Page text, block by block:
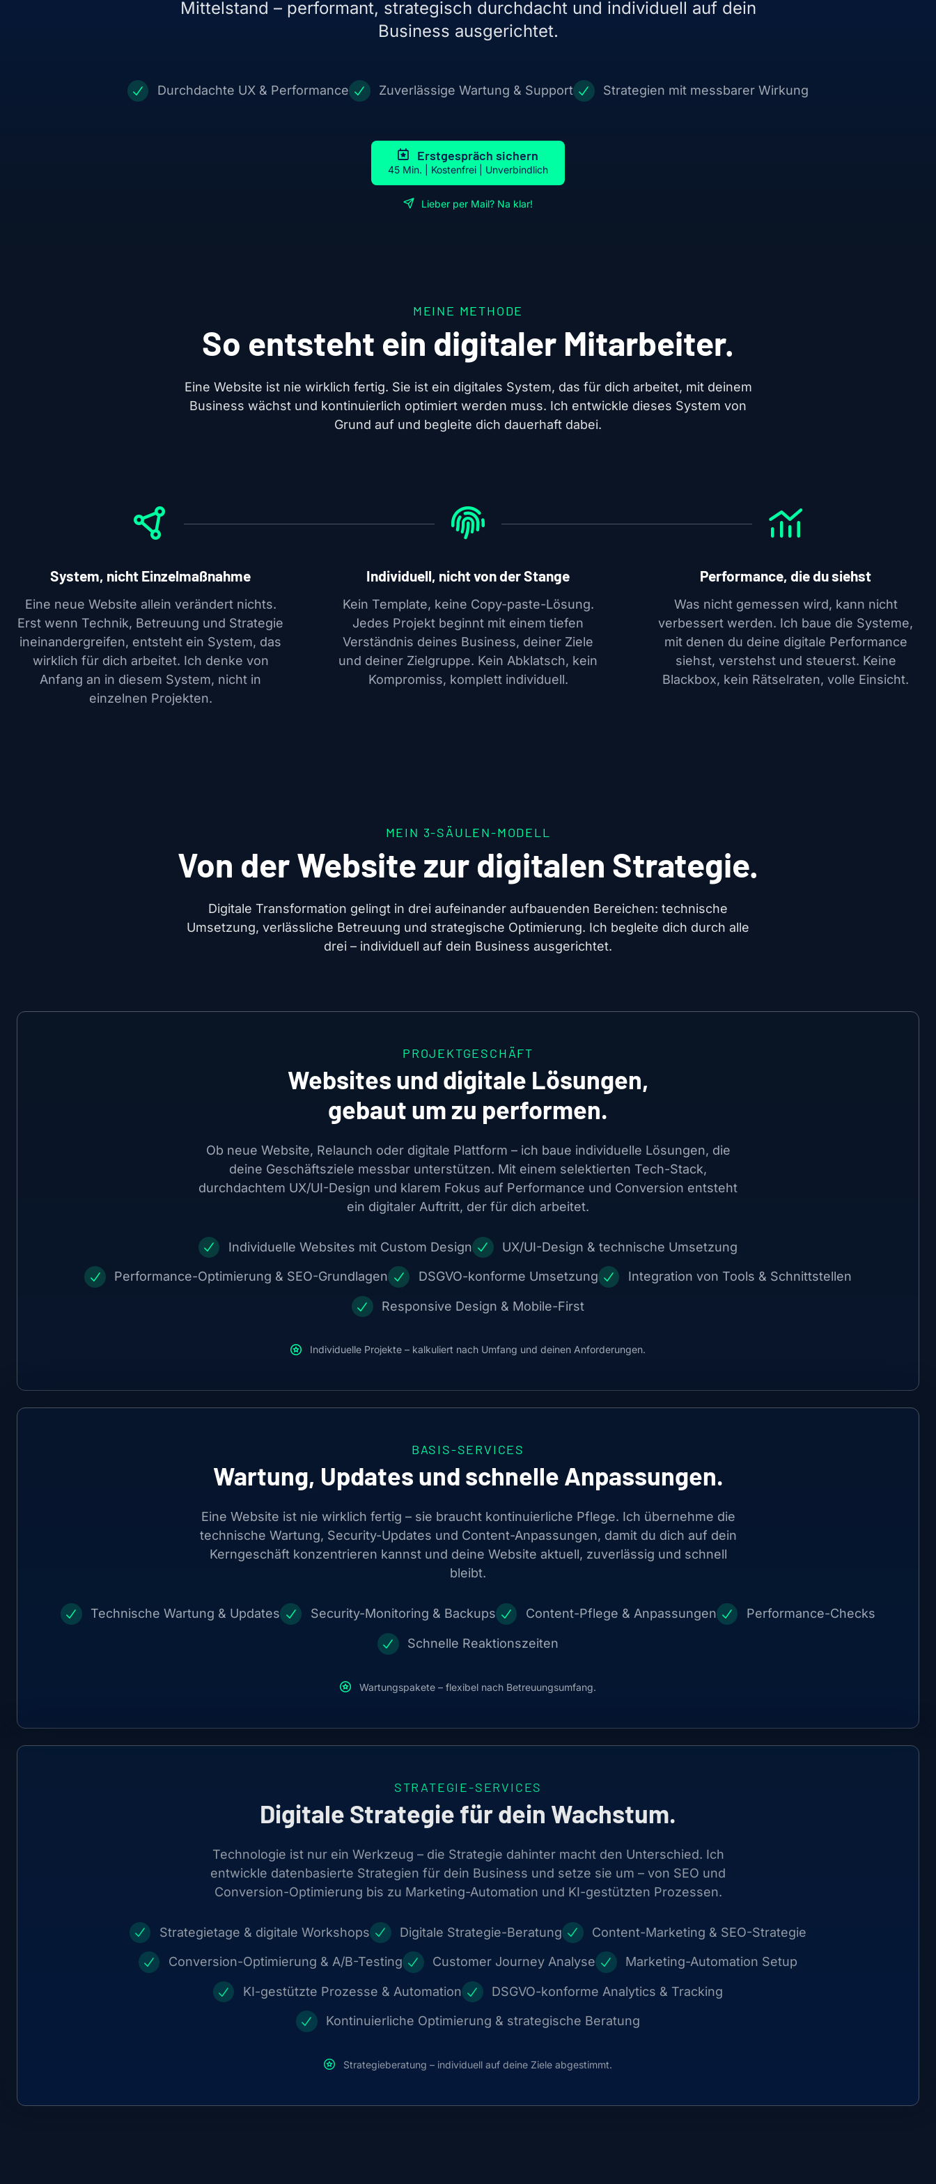
Mittelstand – performant, strategisch durchdacht und individuell auf dein
Business ausgerichtet.
Durchdachte UX & Performance Zuverlässige Wartung & Support Strategien mit messbarer Wirkung
Erstgespräch sichern
45 Min. | Kostenfrei | Unverbindlich
Lieber per Mail? Na klar!
MEINE METHODE
So entsteht ein digitaler Mitarbeiter.
Eine Website ist nie wirklich fertig. Sie ist ein digitales System, das für dich arbeitet, mit deinem
Business wächst und kontinuierlich optimiert werden muss. Ich entwickle dieses System von
Grund auf und begleite dich dauerhaft dabei.
System, nicht Einzelmaßnahme
Eine neue Website allein verändert nichts.
Erst wenn Technik, Betreuung und Strategie
ineinandergreifen, entsteht ein System, das
wirklich für dich arbeitet. Ich denke von
Anfang an in diesem System, nicht in
einzelnen Projekten.
Individuell, nicht von der Stange
Kein Template, keine Copy-paste-Lösung.
Jedes Projekt beginnt mit einem tiefen
Verständnis deines Business, deiner Ziele
und deiner Zielgruppe. Kein Abklatsch, kein
Kompromiss, komplett individuell.
Performance, die du siehst
Was nicht gemessen wird, kann nicht
verbessert werden. Ich baue die Systeme,
mit denen du deine digitale Performance
siehst, verstehst und steuerst. Keine
Blackbox, kein Rätselraten, volle Einsicht.
MEIN 3-SÄULEN-MODELL
Von der Website zur digitalen Strategie.
Digitale Transformation gelingt in drei aufeinander aufbauenden Bereichen: technische
Umsetzung, verlässliche Betreuung und strategische Optimierung. Ich begleite dich durch alle
drei – individuell auf dein Business ausgerichtet.
PROJEKTGESCHÄFT
Websites und digitale Lösungen,
gebaut um zu performen.
Ob neue Website, Relaunch oder digitale Plattform – ich baue individuelle Lösungen, die
deine Geschäftsziele messbar unterstützen. Mit einem selektierten Tech-Stack,
durchdachtem UX/UI-Design und klarem Fokus auf Performance und Conversion entsteht
ein digitaler Auftritt, der für dich arbeitet.
Individuelle Websites mit Custom Design UX/UI-Design & technische Umsetzung
Performance-Optimierung & SEO-Grundlagen DSGVO-konforme Umsetzung Integration von Tools & Schnittstellen
Responsive Design & Mobile-First
Individuelle Projekte – kalkuliert nach Umfang und deinen Anforderungen.
BASIS-SERVICES
Wartung, Updates und schnelle Anpassungen.
Eine Website ist nie wirklich fertig – sie braucht kontinuierliche Pflege. Ich übernehme die
technische Wartung, Security-Updates und Content-Anpassungen, damit du dich auf dein
Kerngeschäft konzentrieren kannst und deine Website aktuell, zuverlässig und schnell
bleibt.
Technische Wartung & Updates Security-Monitoring & Backups Content-Pflege & Anpassungen Performance-Checks
Schnelle Reaktionszeiten
Wartungspakete – flexibel nach Betreuungsumfang.
STRATEGIE-SERVICES
Digitale Strategie für dein Wachstum.
Technologie ist nur ein Werkzeug – die Strategie dahinter macht den Unterschied. Ich
entwickle datenbasierte Strategien für dein Business und setze sie um – von SEO und
Conversion-Optimierung bis zu Marketing-Automation und KI-gestützten Prozessen.
Strategietage & digitale Workshops Digitale Strategie-Beratung Content-Marketing & SEO-Strategie
Conversion-Optimierung & A/B-Testing Customer Journey Analyse Marketing-Automation Setup
KI-gestützte Prozesse & Automation DSGVO-konforme Analytics & Tracking
Kontinuierliche Optimierung & strategische Beratung
Strategieberatung – individuell auf deine Ziele abgestimmt.